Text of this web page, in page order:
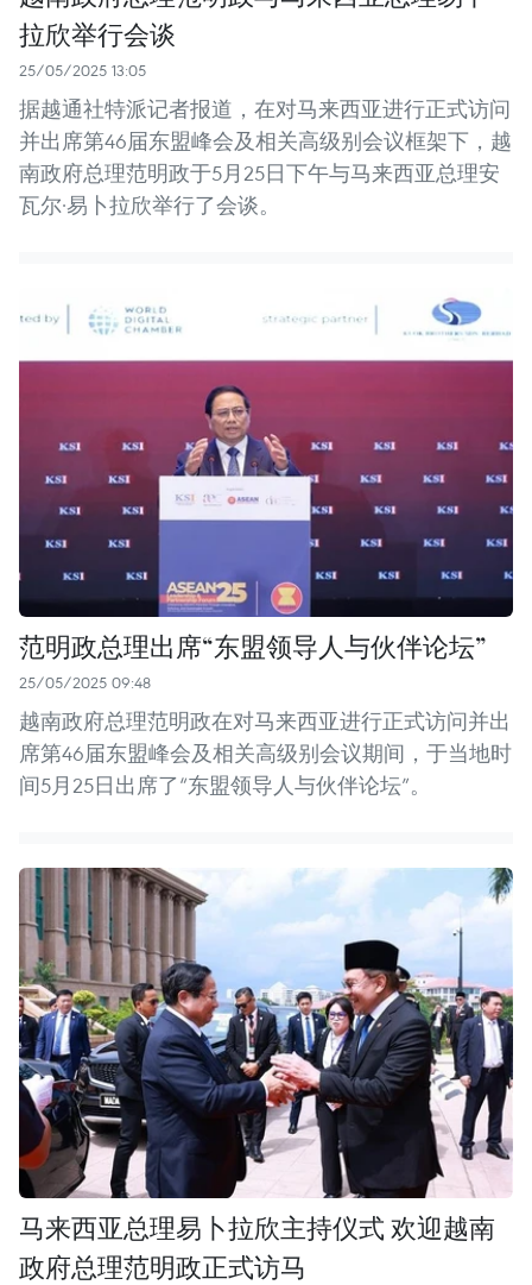
拉欣举行会谈
25/05/2025 13:05
据越通社特派记者报道，在对马来西亚进行正式访问
并出席第46届东盟峰会及相关高级别会议框架下，越
南政府总理范明政于5月25日下午与马来西亚总理安
瓦尔·易卜拉欣举行了会谈。
范明政总理出席“东盟领导人与伙伴论坛”
25/05/2025 09:48
越南政府总理范明政在对马来西亚进行正式访问并出
席第46届东盟峰会及相关高级别会议期间，于当地时
间5月25日出席了“东盟领导人与伙伴论坛”。
马来西亚总理易卜拉欣主持仪式 欢迎越南
政府总理范明政正式访马